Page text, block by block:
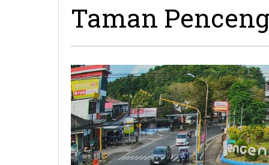
Taman Penceng
Maret
2026
oleh
Pacitanku